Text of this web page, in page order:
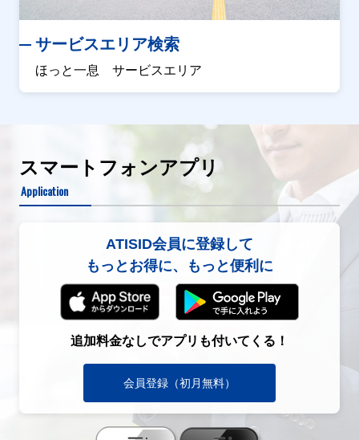
サービスエリア検索
ほっと一息 サービスエリア
スマートフォンアプリ
Application
ATISID会員に登録して
もっとお得に、もっと便利に
追加料金なしでアプリも付いてくる！
会員登録（初月無料）